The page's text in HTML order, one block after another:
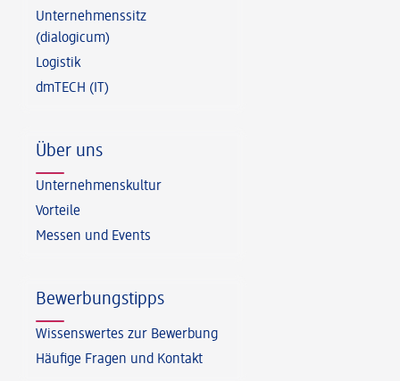
Unternehmenssitz
(dialogicum)
Logistik
dmTECH (IT)
Über uns
Unternehmenskultur
Vorteile
Messen und Events
Bewerbungstipps
Wissenswertes zur Bewerbung
Häufige Fragen und Kontakt